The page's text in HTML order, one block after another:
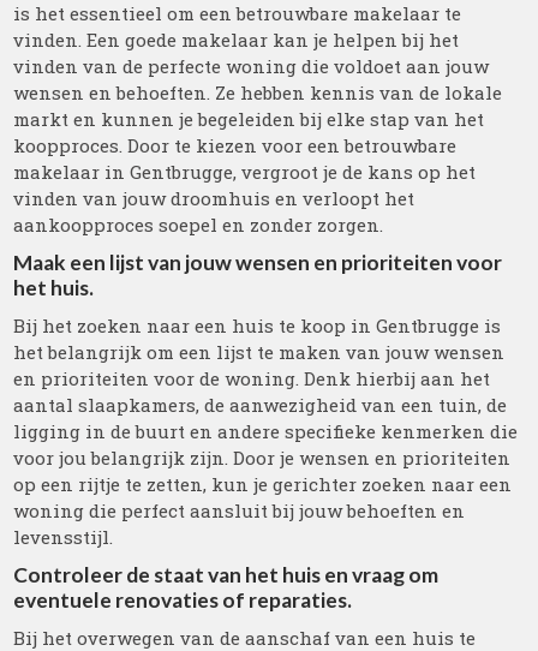
is het essentieel om een betrouwbare makelaar te
vinden. Een goede makelaar kan je helpen bij het
vinden van de perfecte woning die voldoet aan jouw
wensen en behoeften. Ze hebben kennis van de lokale
markt en kunnen je begeleiden bij elke stap van het
koopproces. Door te kiezen voor een betrouwbare
makelaar in Gentbrugge, vergroot je de kans op het
vinden van jouw droomhuis en verloopt het
aankoopproces soepel en zonder zorgen.
Maak een lijst van jouw wensen en prioriteiten voor
het huis.
Bij het zoeken naar een huis te koop in Gentbrugge is
het belangrijk om een lijst te maken van jouw wensen
en prioriteiten voor de woning. Denk hierbij aan het
aantal slaapkamers, de aanwezigheid van een tuin, de
ligging in de buurt en andere specifieke kenmerken die
voor jou belangrijk zijn. Door je wensen en prioriteiten
op een rijtje te zetten, kun je gerichter zoeken naar een
woning die perfect aansluit bij jouw behoeften en
levensstijl.
Controleer de staat van het huis en vraag om
eventuele renovaties of reparaties.
Bij het overwegen van de aanschaf van een huis te